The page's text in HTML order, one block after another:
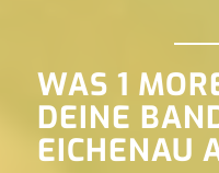
WAS 1
DEINE
EICHENAU